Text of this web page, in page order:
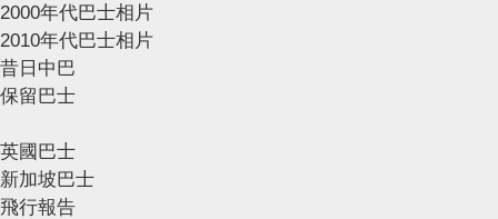
2000年代巴士相片
2010年代巴士相片
昔日中巴
保留巴士
英國巴士
新加坡巴士
飛行報告